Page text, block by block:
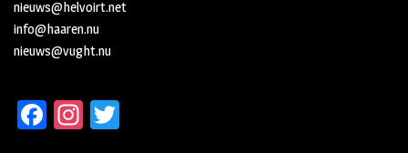
nieuws@helvoirt.net
info@haaren.nu
nieuws@vught.nu
Fa In